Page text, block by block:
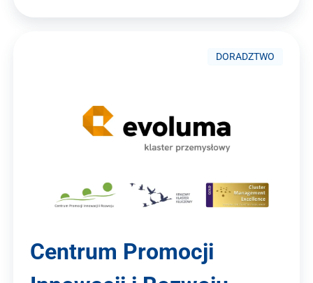
DORADZTWO
Centrum Promocji